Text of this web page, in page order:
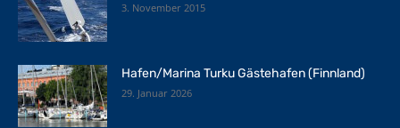
3. November 2015
Hafen/Marina Turku Gästehafen (Finnland)
29. Januar 2026